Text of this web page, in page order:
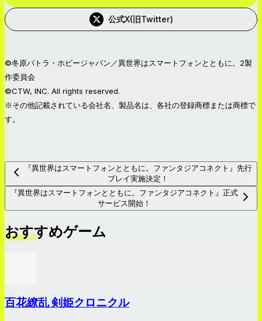
公式X(旧Twitter)
©冬原パトラ・ホビージャパン／異世界はスマートフォンとともに。2製
作委員会
©CTW, INC. All rights reserved.
※その他記載されている会社名、製品名は、各社の登録商標または商標で
す。
『異世界はスマートフォンとともに。ファンタジアコネクト』先行
プレイ実施決定！
『異世界はスマートフォンとともに。ファンタジアコネクト』正式
サービス開始！
おすすめゲーム
百花繚乱 剣姫クロニクル